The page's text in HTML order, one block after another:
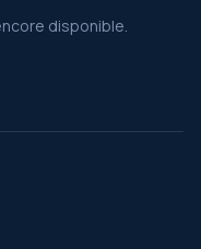
disponible.